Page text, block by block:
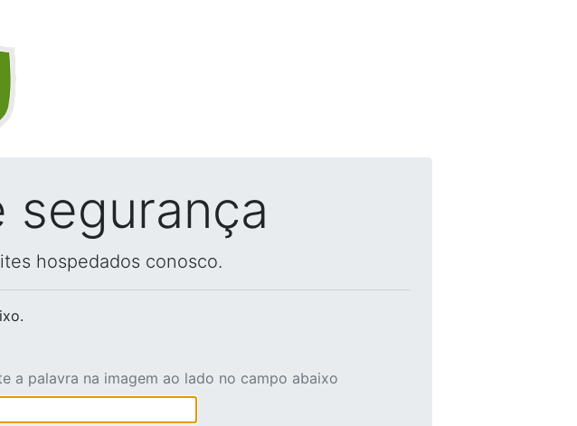
segurança
hospedados conosco.
a palavra na imagem ao lado no campo abaixo